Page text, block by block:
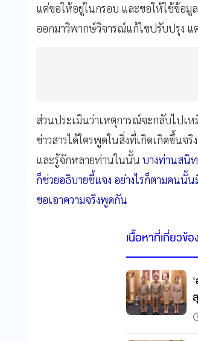
แต่ขอให้อยู่ในกรอบ และขอให้ใช้ข้อมู
ออกมาวิพากษ์วิจารณ์แก้ไขปรับปรุง แ
ส่วนประเมินว่าเหตุการณ์จะกลับไป
ข่าวสารได้ใครพูดในสิ่งที่เกิดเกิดขึ้นจ
และรู้จักหลายท่านในนั้น บางท่านสนิ
ก็ช่วยอธิบายชี้แจง อย่างไรก็ตามคนนั้
ขอเอาความจริงพูดกัน
เนื้อหาที่เกี่ยวข้อง
'